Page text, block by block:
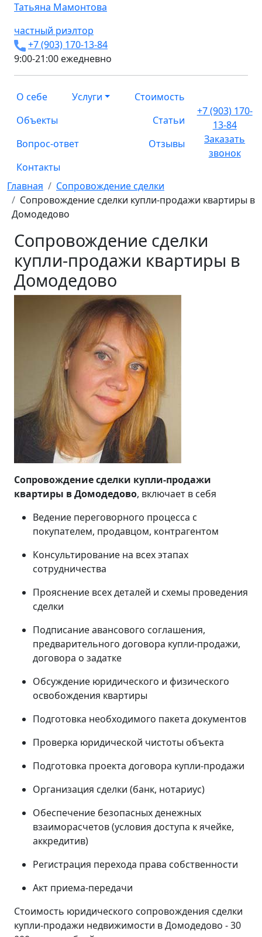
Татьяна Мамонтова
частный риэлтор
+7 (903) 170-13-84
9:00-21:00 ежедневно
О себе Услуги
Стоимость
Объекты
Статьи
Вопрос-ответ
Отзывы
Контакты
+7 (903) 170-
13-84
Заказать
звонок
Главная
Сопровождение сделки
Сопровождение сделки купли-продажи квартиры в
Домодедово
Сопровождение сделки
купли-продажи квартиры в
Домодедово
Сопровождение сделки купли-продажи
квартиры в Домодедово, включает в себя
Ведение переговорного процесса с
покупателем, продавцом, контрагентом
Консультирование на всех этапах
сотрудничества
Прояснение всех деталей и схемы проведения
сделки
Подписание авансового соглашения,
предварительного договора купли-продажи,
договора о задатке
Обсуждение юридического и физического
освобождения квартиры
Подготовка необходимого пакета документов
Проверка юридической чистоты объекта
Подготовка проекта договора купли-продажи
Организация сделки (банк, нотариус)
Обеспечение безопасных денежных
взаиморасчетов (условия доступа к ячейке,
аккредитив)
Регистрация перехода права собственности
Акт приема-передачи
Стоимость юридического сопровождения сделки
купли-продажи недвижимости в Домодедово - 30